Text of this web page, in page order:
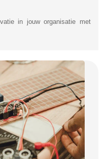
in jouw organisatie met